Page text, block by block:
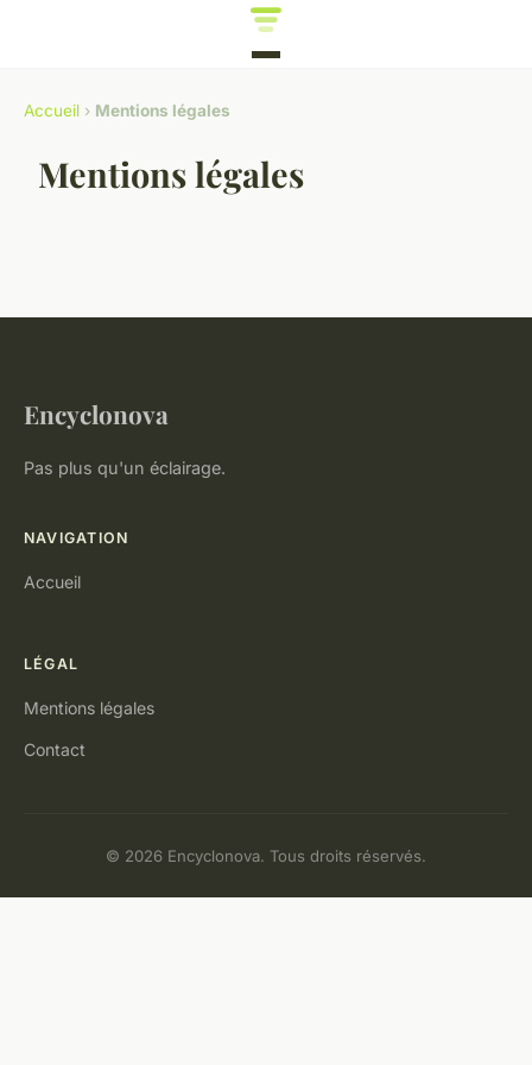
Accueil › Mentions légales
Mentions légales
Encyclonova
Pas plus qu'un éclairage.
NAVIGATION
Accueil
LÉGAL
Mentions légales
Contact
© 2026 Encyclonova. Tous droits réservés.